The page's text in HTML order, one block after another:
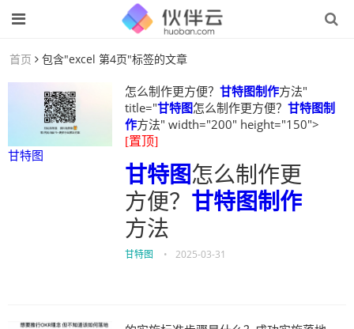
首页 包含"excel 第4页"标签的文章
甘特图
怎么制作更方便？ 甘特图制作方法"
title="甘特图怎么制作更方便？ 甘特图制
作方法" width="200" height="150">
[置顶]
甘特图怎么制作更
方便？ 甘特图制作
方法
甘特图 • 2025-03-31